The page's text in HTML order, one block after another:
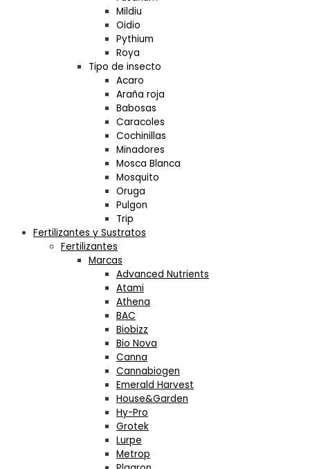
Mildiu
Oidio
Pythium
Roya
Tipo de insecto
Acaro
Araña roja
Babosas
Caracoles
Cochinillas
Minadores
Mosca Blanca
Mosquito
Oruga
Pulgon
Trip
Fertilizantes y Sustratos
Fertilizantes
Marcas
Advanced Nutrients
Atami
Athena
BAC
Biobizz
Bio Nova
Canna
Cannabiogen
Emerald Harvest
House&Garden
Hy-Pro
Grotek
Lurpe
Metrop